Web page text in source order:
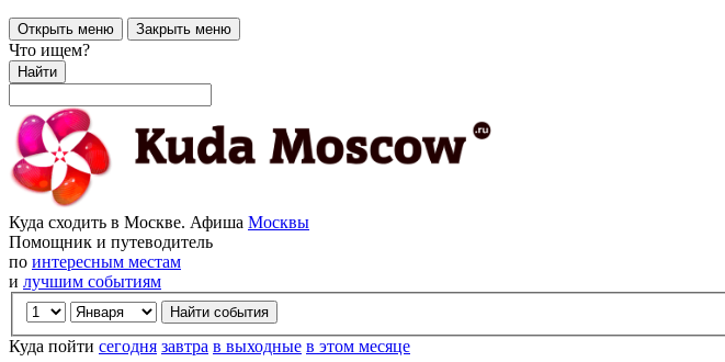
Открыть меню Закрыть меню
Что ищем?
Найти
Куда сходить в Москве. Афиша Москвы
Помощник и путеводитель
по интересным местам
и лучшим событиям
Куда пойти сегодня завтра в выходные в этом месяце